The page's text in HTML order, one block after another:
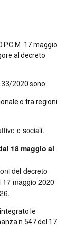
17 maggio
al decreto
2020 sono:
o tra regioni
e sociali.
18 maggio al
del decreto
17 maggio 2020
le
n.547 del 17